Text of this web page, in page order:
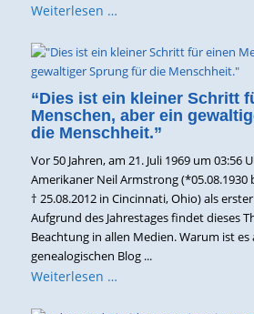
Weiterlesen …
“Dies ist ein kleiner Schritt
Menschen, aber ein
die Menschheit.”
Vor 50 Jahren, am 21. Juli 1969 um 03:56
Amerikaner Neil Armstrong (*05.08.1930
† 25.08.2012 in Cincinnati, Ohio) als
Aufgrund des Jahrestages findet dieses
Beachtung in allen Medien. Warum ist es
genealogischen Blog ...
Weiterlesen …